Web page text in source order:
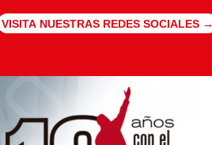
VISITA NUESTRAS REDES SOCIALES →